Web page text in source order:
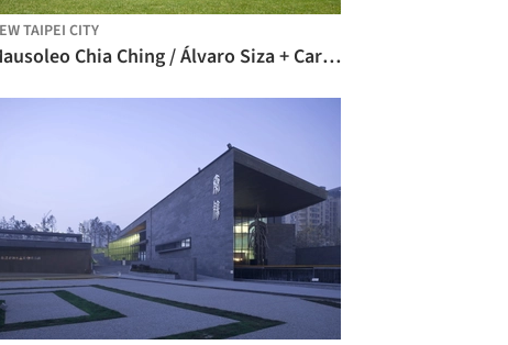
TAIPEI CITY
Mausoleo Chia Ching / Álvaro Siza + Carlos Castanheira